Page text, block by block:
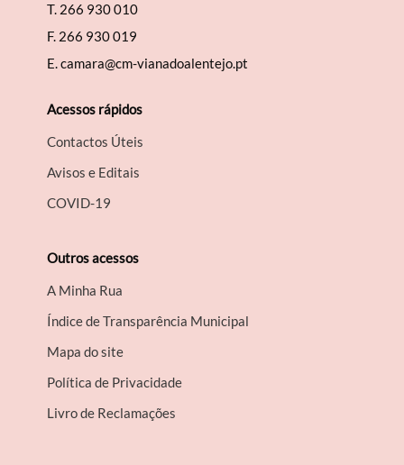
T. 266 930 010
F. 266 930 019
E.camara@cm-vianadoalentejo.pt
Acessos rápidos
Contactos Úteis
Avisos e Editais
COVID-19
Outros acessos
A Minha Rua
Índice de Transparência Municipal
Mapa do site
Política de Privacidade
Livro de Reclamações